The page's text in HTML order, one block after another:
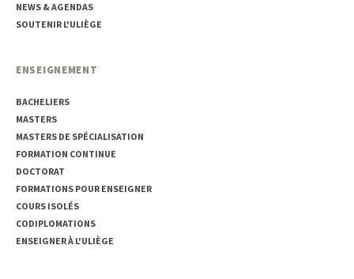
NEWS & AGENDAS
SOUTENIR L'ULIÈGE
ENSEIGNEMENT
BACHELIERS
MASTERS
MASTERS DE SPÉCIALISATION
FORMATION CONTINUE
DOCTORAT
FORMATIONS POUR ENSEIGNER
COURS ISOLÉS
CODIPLOMATIONS
ENSEIGNER À L'ULIÈGE